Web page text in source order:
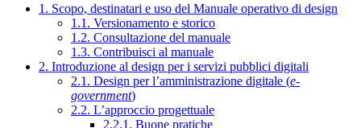
1. Scopo, destinatari e uso del Manuale operativo di design
1.1. Versionamento e storico
1.2. Consultazione del manuale
1.3. Contribuisci al manuale
2. Introduzione al design per i servizi pubblici digitali
2.1. Design per l’amministrazione digitale (e-
government)
2.2. L’approccio progettuale
2.2.1. Buone pratiche